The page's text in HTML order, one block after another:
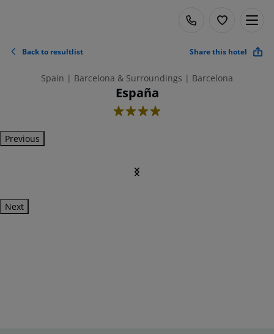
Back to resultlist Share this hotel
Spain | Barcelona & Surroundings | Barcelona
España
4
Previous
Next